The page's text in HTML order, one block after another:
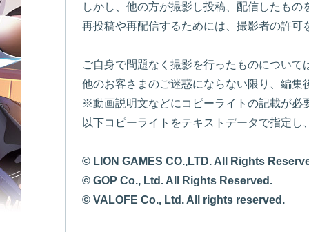
しかし、他の方が撮影し投稿、配信したもの
再投稿や再配信するためには、撮影者の許
ご自身で問題なく撮影を行ったものについて
他のお客さまのご迷惑にならない限り、編
※動画説明文などにコピーライトの記載が必
以下コピーライトをテキストデータで指定し
© LION GAMES CO.,LTD. All Rights
© GOP Co., Ltd. All Rights Reserved.
© VALOFE Co., Ltd. All rights reserved.